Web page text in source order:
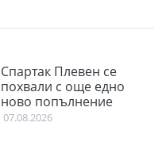
Спартак Плевен се
похвали с още едно
ново попълнение
07.08.2026